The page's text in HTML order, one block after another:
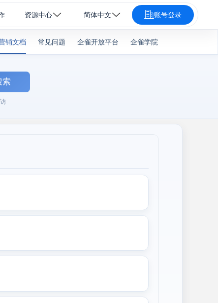
资源中心 简体中文 账号登录
销文档 常见问题 企雀开放平台 企雀学院
索